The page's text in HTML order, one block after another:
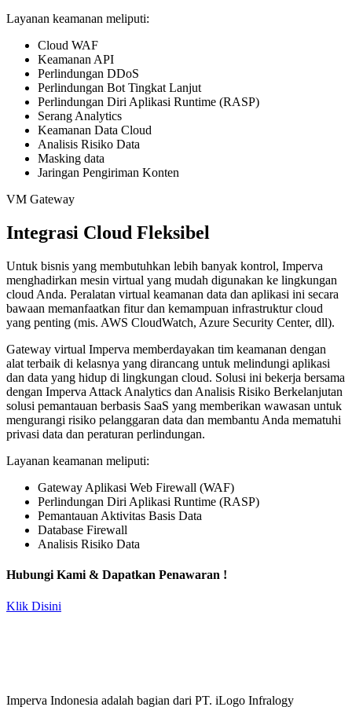
Layanan keamanan meliputi:
Cloud WAF
Keamanan API
Perlindungan DDoS
Perlindungan Bot Tingkat Lanjut
Perlindungan Diri Aplikasi Runtime (RASP)
Serang Analytics
Keamanan Data Cloud
Analisis Risiko Data
Masking data
Jaringan Pengiriman Konten
VM Gateway
Integrasi Cloud Fleksibel
Untuk bisnis yang membutuhkan lebih banyak kontrol, Imperva
menghadirkan mesin virtual yang mudah digunakan ke lingkungan
cloud Anda. Peralatan virtual keamanan data dan aplikasi ini secara
bawaan memanfaatkan fitur dan kemampuan infrastruktur cloud
yang penting (mis. AWS CloudWatch, Azure Security Center, dll).
Gateway virtual Imperva memberdayakan tim keamanan dengan
alat terbaik di kelasnya yang dirancang untuk melindungi aplikasi
dan data yang hidup di lingkungan cloud. Solusi ini bekerja bersama
dengan Imperva Attack Analytics dan Analisis Risiko Berkelanjutan
solusi pemantauan berbasis SaaS yang memberikan wawasan untuk
mengurangi risiko pelanggaran data dan membantu Anda mematuhi
privasi data dan peraturan perlindungan.
Layanan keamanan meliputi:
Gateway Aplikasi Web Firewall (WAF)
Perlindungan Diri Aplikasi Runtime (RASP)
Pemantauan Aktivitas Basis Data
Database Firewall
Analisis Risiko Data
Hubungi Kami & Dapatkan Penawaran !
Klik Disini
Imperva Indonesia adalah bagian dari PT. iLogo Infralogy